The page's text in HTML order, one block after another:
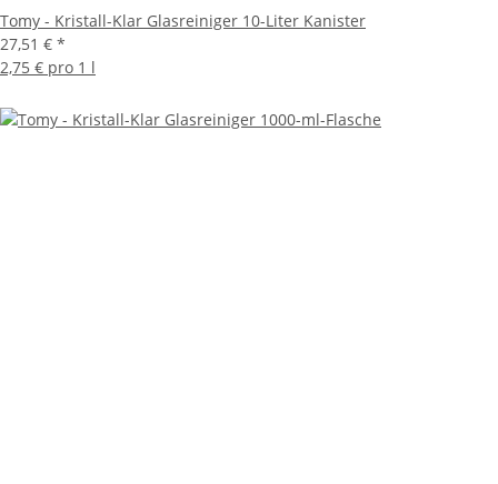
Tomy - Kristall-Klar Glasreiniger 10-Liter Kanister
27,51 € *
2,75 € pro 1 l